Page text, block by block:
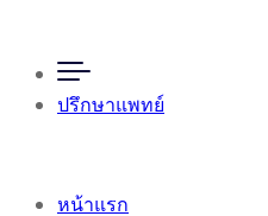
ปรึกษาแพทย์
หน้าแรก